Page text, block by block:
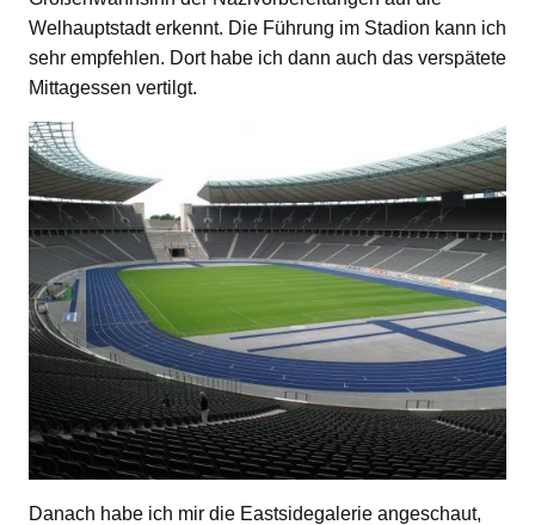
Welhauptstadt erkennt. Die Führung im Stadion kann ich
sehr empfehlen. Dort habe ich dann auch das verspätete
Mittagessen vertilgt.
Danach habe ich mir die Eastsidegalerie angeschaut,